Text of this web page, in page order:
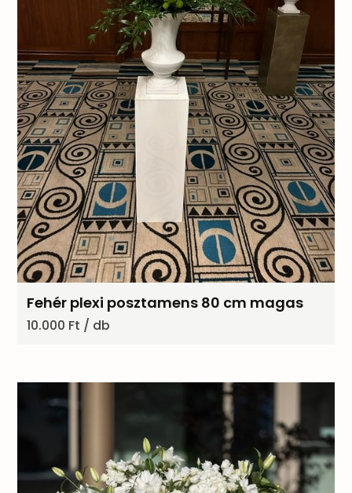
Fehér plexi posztamens 80 cm magas
10.000 Ft / db